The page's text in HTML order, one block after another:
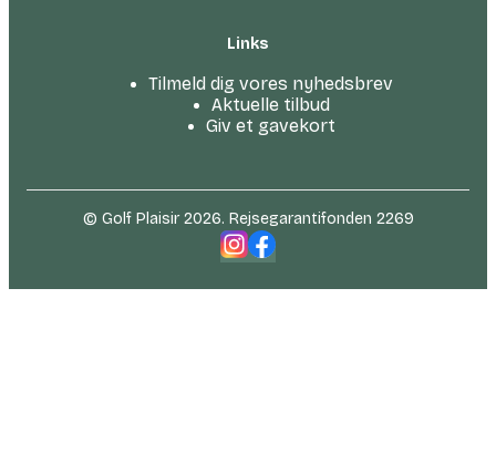
Links
Tilmeld dig vores nyhedsbrev
Aktuelle tilbud
Giv et gavekort
© Golf Plaisir 2026. Rejsegarantifonden 2269